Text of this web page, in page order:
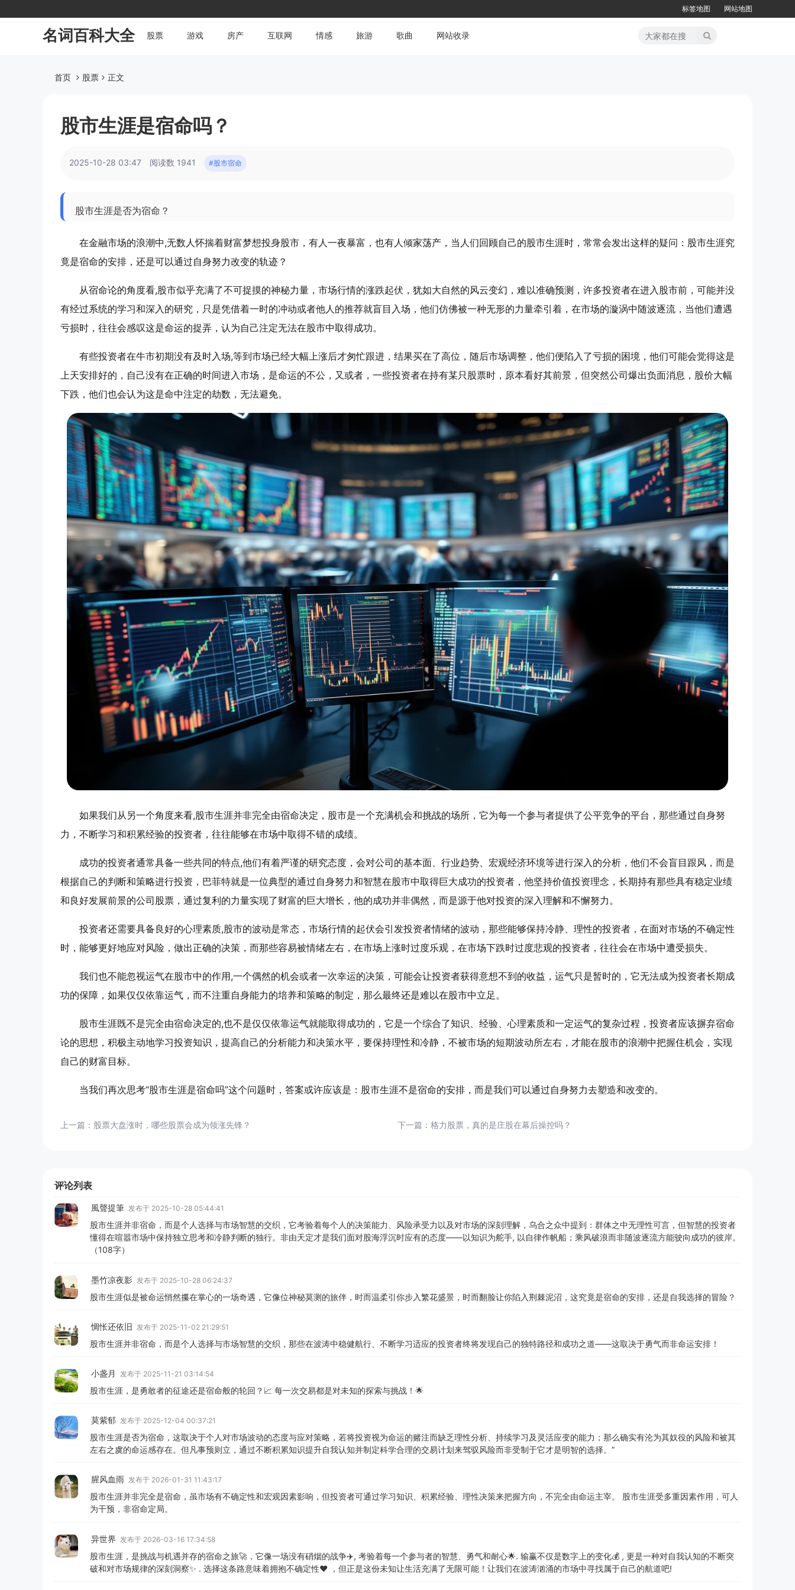
标签地图 网站地图
名词百科大全 股票 游戏 房产 互联网 情感 旅游 歌曲 网站收录
首页 股票 正文
股市生涯是宿命吗？
2025-10-28 03:47 阅读数 1941 #股市宿命
股市生涯是否为宿命？
在金融市场的浪潮中,无数人怀揣着财富梦想投身股市，有人一夜暴富，也有人倾家荡产，当人们回顾自己的股市生涯时，常常会发出这样的疑问：股市生涯究
竟是宿命的安排，还是可以通过自身努力改变的轨迹？
从宿命论的角度看,股市似乎充满了不可捉摸的神秘力量，市场行情的涨跌起伏，犹如大自然的风云变幻，难以准确预测，许多投资者在进入股市前，可能并没
有经过系统的学习和深入的研究，只是凭借着一时的冲动或者他人的推荐就盲目入场，他们仿佛被一种无形的力量牵引着，在市场的漩涡中随波逐流，当他们遭遇
亏损时，往往会感叹这是命运的捉弄，认为自己注定无法在股市中取得成功。
有些投资者在牛市初期没有及时入场,等到市场已经大幅上涨后才匆忙跟进，结果买在了高位，随后市场调整，他们便陷入了亏损的困境，他们可能会觉得这是
上天安排好的，自己没有在正确的时间进入市场，是命运的不公，又或者，一些投资者在持有某只股票时，原本看好其前景，但突然公司爆出负面消息，股价大幅
下跌，他们也会认为这是命中注定的劫数，无法避免。
如果我们从另一个角度来看,股市生涯并非完全由宿命决定，股市是一个充满机会和挑战的场所，它为每一个参与者提供了公平竞争的平台，那些通过自身努
力，不断学习和积累经验的投资者，往往能够在市场中取得不错的成绩。
成功的投资者通常具备一些共同的特点,他们有着严谨的研究态度，会对公司的基本面、行业趋势、宏观经济环境等进行深入的分析，他们不会盲目跟风，而是
根据自己的判断和策略进行投资，巴菲特就是一位典型的通过自身努力和智慧在股市中取得巨大成功的投资者，他坚持价值投资理念，长期持有那些具有稳定业绩
和良好发展前景的公司股票，通过复利的力量实现了财富的巨大增长，他的成功并非偶然，而是源于他对投资的深入理解和不懈努力。
投资者还需要具备良好的心理素质,股市的波动是常态，市场行情的起伏会引发投资者情绪的波动，那些能够保持冷静、理性的投资者，在面对市场的不确定性
时，能够更好地应对风险，做出正确的决策，而那些容易被情绪左右，在市场上涨时过度乐观，在市场下跌时过度悲观的投资者，往往会在市场中遭受损失。
我们也不能忽视运气在股市中的作用,一个偶然的机会或者一次幸运的决策，可能会让投资者获得意想不到的收益，运气只是暂时的，它无法成为投资者长期成
功的保障，如果仅仅依靠运气，而不注重自身能力的培养和策略的制定，那么最终还是难以在股市中立足。
股市生涯既不是完全由宿命决定的,也不是仅仅依靠运气就能取得成功的，它是一个综合了知识、经验、心理素质和一定运气的复杂过程，投资者应该摒弃宿命
论的思想，积极主动地学习投资知识，提高自己的分析能力和决策水平，要保持理性和冷静，不被市场的短期波动所左右，才能在股市的浪潮中把握住机会，实现
自己的财富目标。
当我们再次思考“股市生涯是宿命吗”这个问题时，答案或许应该是：股市生涯不是宿命的安排，而是我们可以通过自身努力去塑造和改变的。
上一篇： 股票大盘涨时，哪些股票会成为领涨先锋？ 下一篇： 格力股票，真的是庄股在幕后操控吗？
评论列表
風聲提筆 发布于 2025-10-28 05:44:41
股市生涯并非宿命，而是个人选择与市场智慧的交织，它考验着每个人的决策能力、风险承受力以及对市场的深刻理解，乌合之众中提到：群体之中无理性可言，但智慧的投资者
懂得在喧嚣市场中保持独立思考和冷静判断的独行。非由天定才是我们面对股海浮沉时应有的态度——以知识为舵手, 以自律作帆船；乘风破浪而非随波逐流方能驶向成功的彼岸。
（108字）
墨竹凉夜影 发布于 2025-10-28 06:24:37
股市生涯似是被命运悄然攥在掌心的一场奇遇，它像位神秘莫测的旅伴，时而温柔引你步入繁花盛景，时而翻脸让你陷入荆棘泥沼，这究竟是宿命的安排，还是自我选择的冒险？
惆怅还依旧 发布于 2025-11-02 21:29:51
股市生涯并非宿命，而是个人选择与市场智慧的交织，那些在波涛中稳健航行、不断学习适应的投资者终将发现自己的独特路径和成功之道——这取决于勇气而非命运安排！
小盏月 发布于 2025-11-21 03:14:54
股市生涯，是勇敢者的征途还是宿命般的轮回？📈 每一次交易都是对未知的探索与挑战！🌟
莫紫郁 发布于 2025-12-04 00:37:21
股市生涯是否为宿命，这取决于个人对市场波动的态度与应对策略，若将投资视为命运的赌注而缺乏理性分析、持续学习及灵活应变的能力；那么确实有沦为其奴役的风险和被其
左右之虞的命运感存在。但凡事预则立，通过不断积累知识提升自我认知并制定科学合理的交易计划来驾驭风险而非受制于它才是明智的选择。”
腥风血雨 发布于 2026-01-31 11:43:17
股市生涯并非完全是宿命，虽市场有不确定性和宏观因素影响，但投资者可通过学习知识、积累经验、理性决策来把握方向，不完全由命运主宰。 股市生涯受多重因素作用，可人
为干预，非宿命定局。
异世界 发布于 2026-03-16 17:34:58
股市生涯，是挑战与机遇并存的宿命之旅🚀，它像一场没有硝烟的战争✈️, 考验着每一个参与者的智慧、勇气和耐心🌟. 输赢不仅是数字上的变化💰 , 更是一种对自我认知的不断突
破和对市场规律的深刻洞察✨ . 选择这条路意味着拥抱不确定性❤️‍ ，但正是这份未知让生活充满了无限可能！让我们在波涛汹涌的市场中寻找属于自己的航道吧!